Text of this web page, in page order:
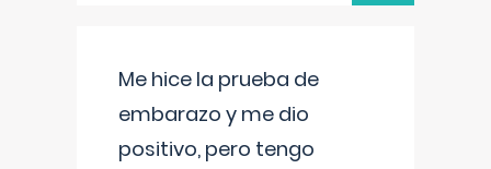
Me hice la prueba de
embarazo y me dio
positivo, pero tengo